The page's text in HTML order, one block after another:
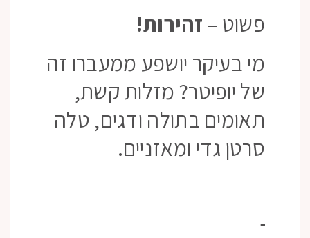
פשוט –זהירות!
מי בעיקר יושפע ממעברו זה
של יופיטר? מזלות קשת,
תאומים בתולה ודגים, טלה
סרטן גדי ומאזניים.